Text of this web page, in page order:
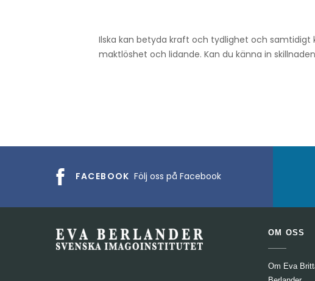
Ilska kan betyda kraft och tydlighet och samtidigt
maktlöshet och lidande. Kan du känna in
FACEBOOK Följ oss på Facebook
OM OSS
Om Eva